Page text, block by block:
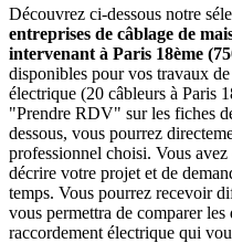
Découvrez ci-dessous notre
entreprises de câblage de
intervenant à Paris 18ème
disponibles pour vos travaux
électrique (20 câbleurs à Paris
"Prendre RDV" sur les fiches
dessous, vous pourrez
professionnel choisi. Vous
décrire votre projet et de
temps. Vous pourrez recevoir
vous permettra de comparer
raccordement électrique qui